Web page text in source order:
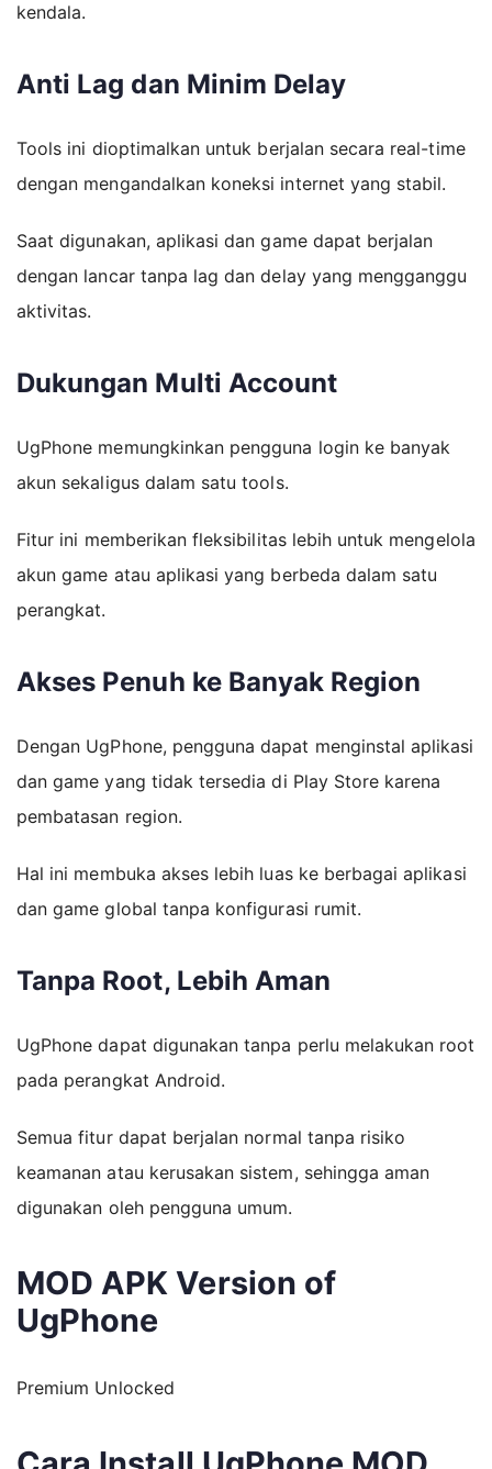
kendala.
Anti Lag dan Minim Delay
Tools ini dioptimalkan untuk berjalan secara real-time
dengan mengandalkan koneksi internet yang stabil.
Saat digunakan, aplikasi dan game dapat berjalan
dengan lancar tanpa lag dan delay yang mengganggu
aktivitas.
Dukungan Multi Account
UgPhone memungkinkan pengguna login ke banyak
akun sekaligus dalam satu tools.
Fitur ini memberikan fleksibilitas lebih untuk mengelola
akun game atau aplikasi yang berbeda dalam satu
perangkat.
Akses Penuh ke Banyak Region
Dengan UgPhone, pengguna dapat menginstal aplikasi
dan game yang tidak tersedia di Play Store karena
pembatasan region.
Hal ini membuka akses lebih luas ke berbagai aplikasi
dan game global tanpa konfigurasi rumit.
Tanpa Root, Lebih Aman
UgPhone dapat digunakan tanpa perlu melakukan root
pada perangkat Android.
Semua fitur dapat berjalan normal tanpa risiko
keamanan atau kerusakan sistem, sehingga aman
digunakan oleh pengguna umum.
MOD APK Version of
UgPhone
Premium Unlocked